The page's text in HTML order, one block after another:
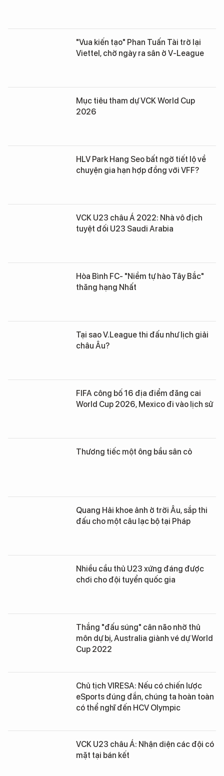
"Vua kiến tạo" Phan Tuấn Tài trở lại
Viettel, chờ ngày ra sân ở V-League
Mục tiêu tham dự VCK World Cup
2026
HLV Park Hang Seo bất ngờ tiết lộ về
chuyện gia hạn hợp đồng với VFF?
VCK U23 châu Á 2022: Nhà vô địch
tuyệt đối U23 Saudi Arabia
Hòa Bình FC- "Niềm tự hào Tây Bắc"
thăng hạng Nhất
Tại sao V.League thi đấu như lịch giải
châu Âu?
FIFA công bố 16 địa điểm đăng cai
World Cup 2026, Mexico đi vào lịch sử
Thương tiếc một ông bầu sân cỏ
Quang Hải khoe ảnh ở trời Âu, sắp thi
đấu cho một câu lạc bộ tại Pháp
Nhiều cầu thủ U23 xứng đáng được
chơi cho đội tuyển quốc gia
Thắng "đấu súng" cân não nhờ thủ
môn dự bị, Australia giành vé dự World
Cup 2022
Chủ tịch VIRESA: Nếu có chiến lược
eSports đúng đắn, chúng ta hoàn toàn
có thể nghĩ đến HCV Olympic
VCK U23 châu Á: Nhận diện các đội có
mặt tại bán kết